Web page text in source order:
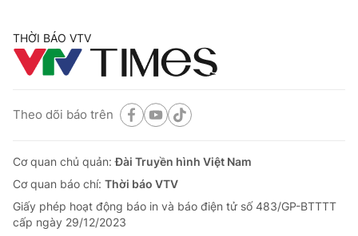
THỜI BÁO VTV
Theo dõi báo trên
Cơ quan chủ quản:Đài Truyền hình Việt Nam
Cơ quan báo chí: Thời báo VTV
Giấy phép hoạt động báo in và báo điện tử số 483/GP-BTTTT
cấp ngày 29/12/2023